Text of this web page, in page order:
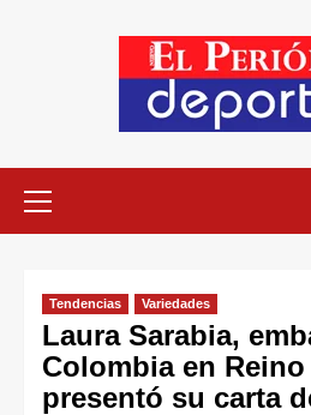
Tendencias Variedades
Laura Sarabia,
Colombia en
presentó su carta